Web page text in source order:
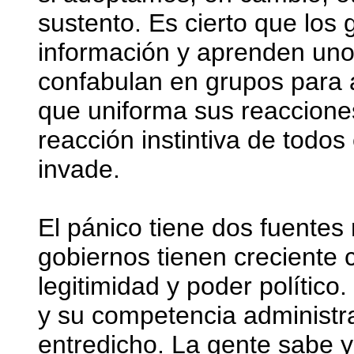
sustento. Es cierto que los
información y aprenden
confabulan en grupos
que uniforma sus
reacción instintiva de
invade.
El pánico tiene dos
gobiernos tienen creciente
legitimidad y poder
y su competencia
entredicho. La gente sabe